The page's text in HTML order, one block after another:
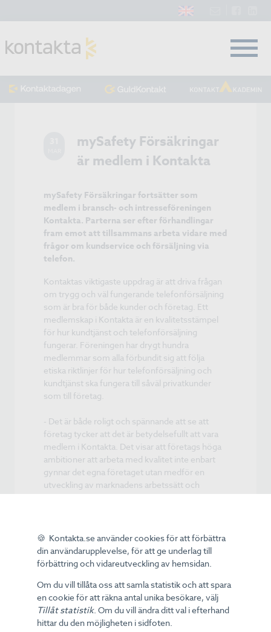
mySafety Försäkringar
är medlem i Kontakta
mySafety Försäkringar fortsätter som
medlem i bransch- och intresseföreningen
Kontakta. Parterna ser efter förhandlingar
fram emot att tillsammans arbeta vidare med
frågor om kundservice och försäljning via
telefon.
Kontaktas viktigaste uppdrag är att driva frågan
om trygg och väl fungerande telefonförsäljning
som är bra för både kunder och företag. Ett
medlemskap i Kontakta är en kvalitetsstämpel
för hur kundtjänst och telefonförsäljning
fungerar. Föreningen har drygt hundra
medlemmar som alla förbundit sig att följa
etiska riktlinjer för hur telefonförsäljning och
kundtjänst ska fungera till såväl privatkunder
som till företag.
- Det är både roligt och spännande att se att
företag tycker att det är betydelsefullt att vara
medlem i Kontakta. Det visar att företags höga
ambitioner att arbeta med kvalitet inte enbart
gynnar det egna företaget utan medför en
utveckling av marknadens arbetssätt och
- Det känns bra att parterna efter diskussioner
har kommit fram till en lösning där vi fortsätter
Vi besitter många insikter som är värdefulla för
Kontaktas arbete för branschen, säger Carl
Johan Thorsell, vd mySafety Försäkringar AB.
🍪 Kontakta.se använder cookies för att förbättra
din användarupplevelse, för att ge underlag till
förbättring och vidareutveckling av hemsidan.
Om du vill tillåta oss att samla statistik och att spara
en cookie för att räkna antal unika besökare, välj
Tillåt statistik. Om du vill ändra ditt val i efterhand
hittar du den möjligheten i sidfoten.